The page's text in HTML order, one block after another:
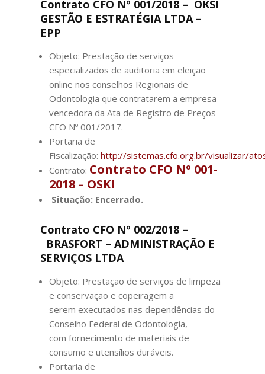
Contrato CFO Nº 001/2018 – OKSI
GESTÃO E ESTRATÉGIA LTDA –
EPP
Objeto: Prestação de serviços
especializados de auditoria em eleição
online nos conselhos Regionais de
Odontologia que contratarem a empresa
vencedora da Ata de Registro de Preços
CFO Nº 001/2017.
Portaria de
Fiscalização:http://sistemas.cfo.org.br/visualizar/
Contrato: Contrato CFO Nº 001-
2018 – OSKI
Situação: Encerrado.
Contrato CFO Nº 002/2018 –
BRASFORT – ADMINISTRAÇÃO E
SERVIÇOS LTDA
Objeto: Prestação de serviços de limpeza
e conservação e copeiragem a
serem executados nas dependências do
Conselho Federal de Odontologia,
com fornecimento de materiais de
consumo e utensílios duráveis.
Portaria de